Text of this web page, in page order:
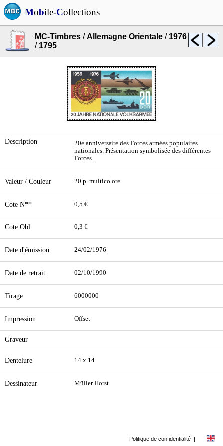
Mobile-Collections
MC-Timbres /Allemagne Orientale / 1976
/ 1795
Description
20e anniversaire des Forces armées populaires
nationales. Présentation symbolisée des différentes
Forces.
Valeur / Couleur 20 p. multicolore
Cote N** 0,5 €
Cote Obl. 0,3 €
Date d'émission 24/02/1976
Date de retrait 02/10/1990
Tirage 6000000
Impression Offset
Graveur
Dentelure 14 x 14
Dessinateur Müller Horst
Politique de confidentialité |